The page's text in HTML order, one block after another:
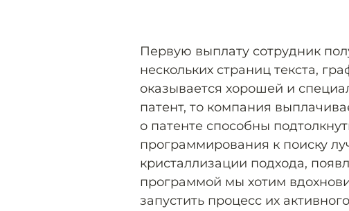
Первую выплату сотрудник
нескольких страниц текста,
оказывается хорошей и
патент, то компания
о патенте способны
программирования к поиску
кристаллизации подхода,
программой мы хотим
запустить процесс их